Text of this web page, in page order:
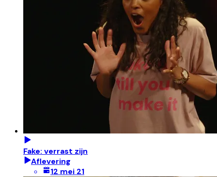
Fake: verrast zijn
Aflevering
12 mei 21